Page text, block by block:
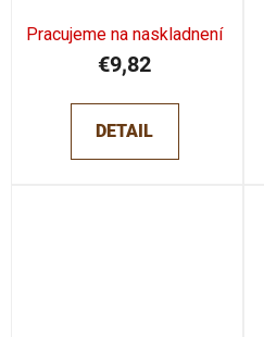
Pracujeme na naskladnení
€9,82
DETAIL